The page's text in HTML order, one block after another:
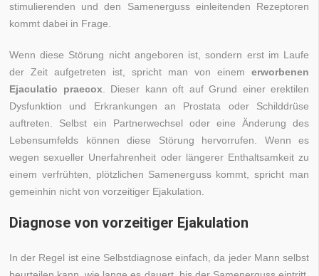
stimulierenden und den Samenerguss einleitenden Rezeptoren
kommt dabei in Frage.
Wenn diese Störung nicht angeboren ist, sondern erst im Laufe
der Zeit aufgetreten ist, spricht man von einem erworbenen
Ejaculatio praecox . Dieser kann oft auf Grund einer erektilen
Dysfunktion und Erkrankungen an Prostata oder Schilddrüse
auftreten. Selbst ein Partnerwechsel oder eine Änderung des
Lebensumfelds können diese Störung hervorrufen. Wenn es
wegen sexueller Unerfahrenheit oder längerer Enthaltsamkeit zu
einem verfrühten, plötzlichen Samenerguss kommt, spricht man
gemeinhin nicht von vorzeitiger Ejakulation.
Diagnose von vorzeitiger Ejakulation
In der Regel ist eine Selbstdiagnose einfach, da jeder Mann selbst